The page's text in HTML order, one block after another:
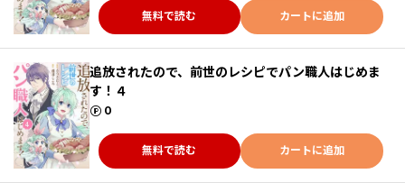
無料で読む カートに追加
追放されたので、前世のレシピでパン職人はじめま
す！４
0
ポイント
無料で読む カートに追加